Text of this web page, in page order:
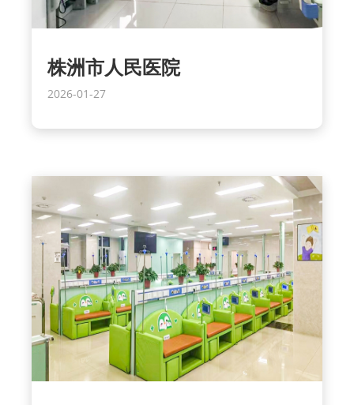
株洲市人民医院
2026-01-27